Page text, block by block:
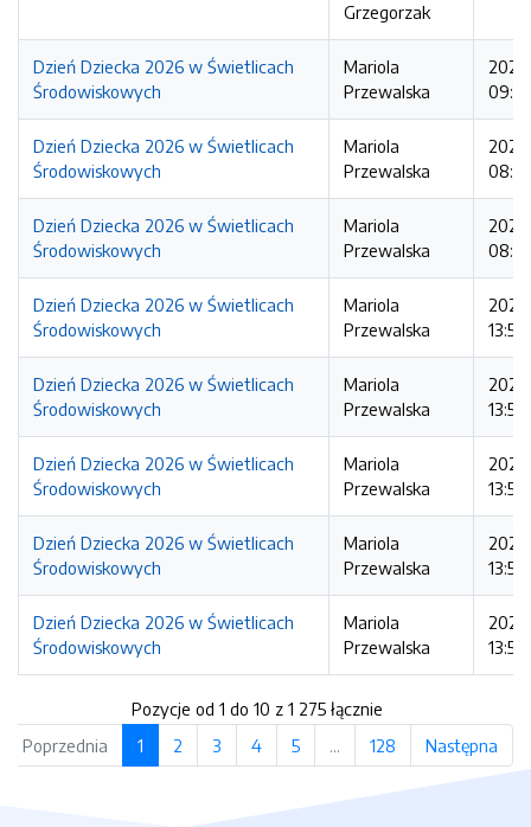
Grzegorzak
Dzień Dziecka 2026 w Świetlicach
Środowiskowych
Mariola
Przewalska
Dzień Dziecka 2026 w Świetlicach
Środowiskowych
Mariola
Przewalska
Dzień Dziecka 2026 w Świetlicach
Środowiskowych
Mariola
Przewalska
Dzień Dziecka 2026 w Świetlicach
Środowiskowych
Mariola
Przewalska
Dzień Dziecka 2026 w Świetlicach
Środowiskowych
Mariola
Przewalska
Dzień Dziecka 2026 w Świetlicach
Środowiskowych
Mariola
Przewalska
Dzień Dziecka 2026 w Świetlicach
Środowiskowych
Mariola
Przewalska
Dzień Dziecka 2026 w Świetlicach
Środowiskowych
Mariola
Przewalska
Pozycje od 1 do 10 z 1 275 łącznie
Poprzednia
1 2 3 4 5 … 128 Następna